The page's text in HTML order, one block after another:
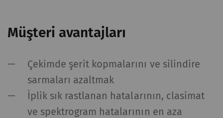
Müşteri avantajları
Çekimde şerit kopmalarını ve silindire
sarmaları azaltmak
İplik sık rastlanan hatalarının, clasimat
ve spektrogram hatalarının en aza